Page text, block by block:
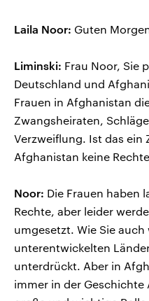
Laila Noor: Guten
Liminski: Frau Noor, Sie
Deutschland und
Frauen in Afghanistan
Zwangsheiraten,
Verzweiflung. Ist das ein
Afghanistan keine
Noor: Die Frauen haben
Rechte, aber leider
umgesetzt. Wie Sie auch
unterentwickelten
unterdrückt. Aber in
immer in der